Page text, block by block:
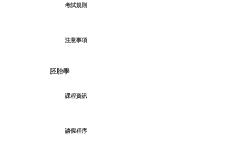
考試規則
注意事項
胚胎學
課程資訊
請假程序